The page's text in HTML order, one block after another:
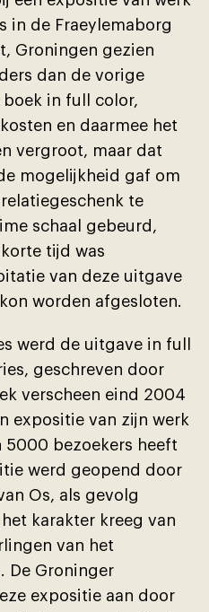
in de Fraeylemaborg
Groningen gezien
dan de vorige
in full color,
en daarmee het
vergroot, maar dat
mogelĳkheid gaf om
te
schaal gebeurd,
tĳd was
van deze uitgave
worden afgesloten.
werd de uitgave in full
geschreven door
verscheen eind 2004
expositie van zĳn werk
5000 bezoekers heeft
werd geopend door
Os, als gevolg
karakter kreeg van
van het
De Groninger
expositie aan door